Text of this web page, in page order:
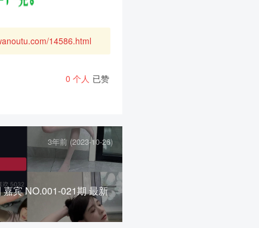
14586.html
0 个人 已赞
3年前 (2023-10-26)
宾 NO.001-021期 最新